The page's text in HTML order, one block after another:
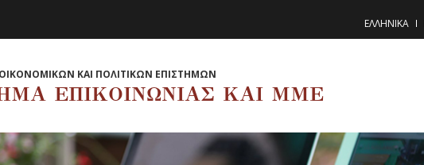
ΕΛΛΗΝΙΚΑ
ΚΑΙ ΠΟΛΙΤΙΚΩΝ ΕΠΙΣΤΗΜΩΝ
EΠΙΚΟΙΝΩΝΙΑΣ ΚΑΙ ΜΜΕ